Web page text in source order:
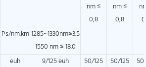
nm ≤
0,8
nm ≤
0,8
Ps/nm.km1285~1330nm≤3.5
1550 nm ≤ 18.0
- -
euh 9/125 euh
50/125
50/125